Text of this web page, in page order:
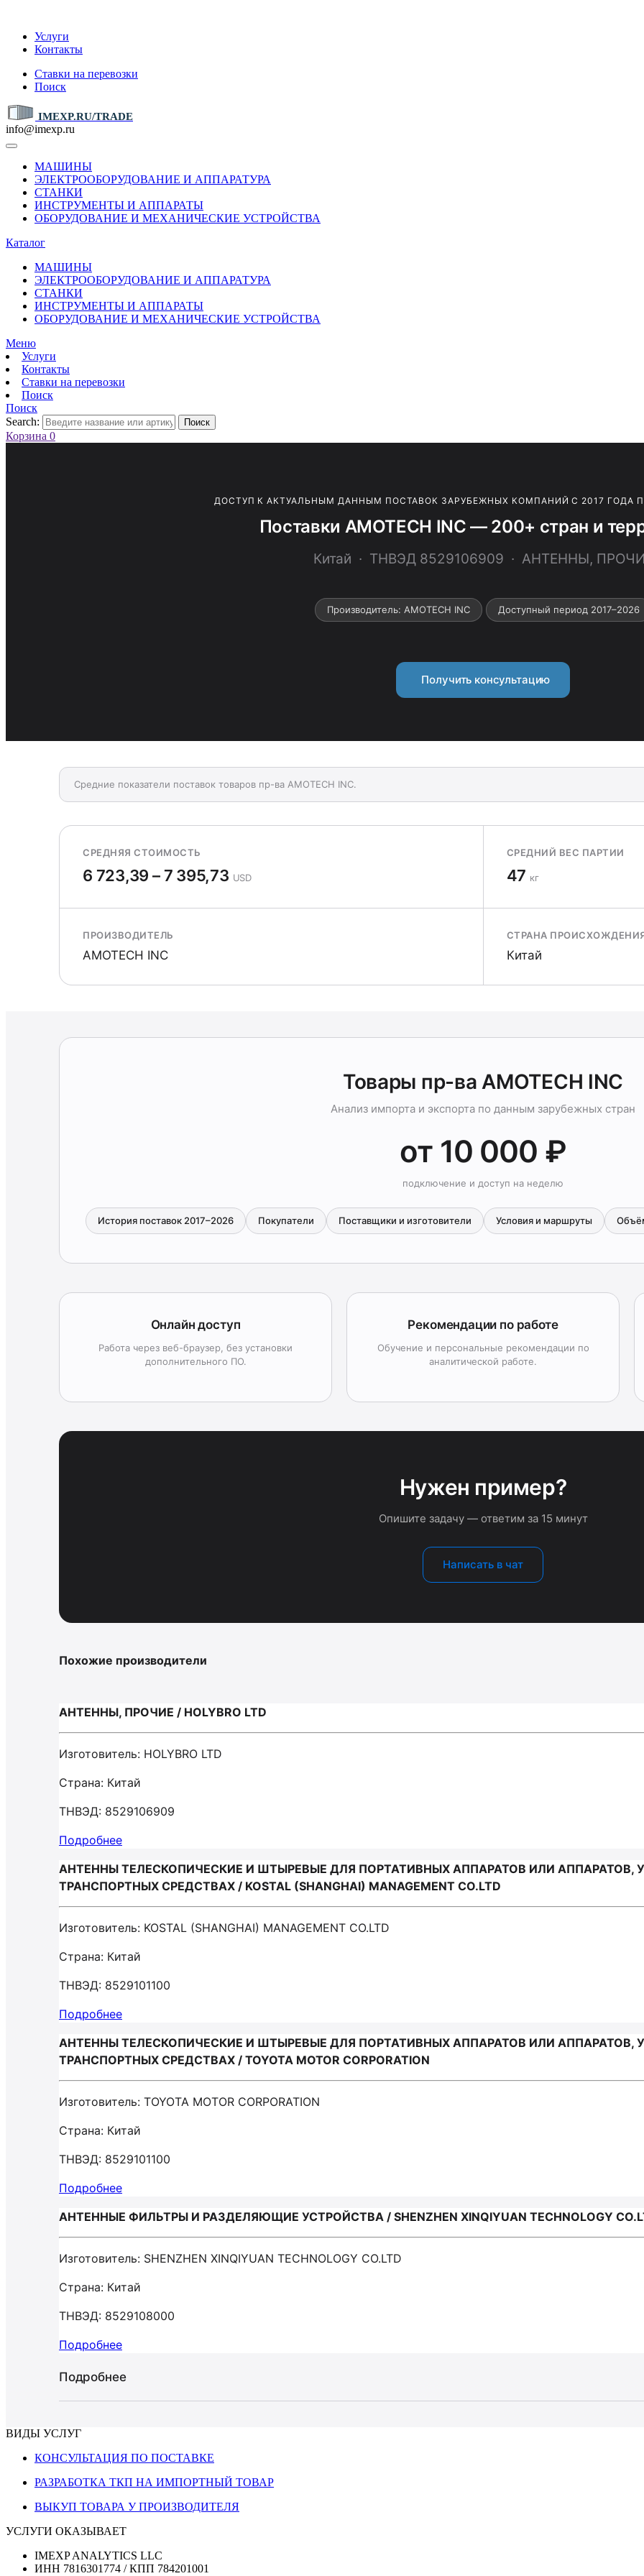
Услуги
Контакты
Ставки на перевозки
Поиск
IMEXP.RU/TRADE
info@imexp.ru
МАШИНЫ
ЭЛЕКТРООБОРУДОВАНИЕ И АППАРАТУРА
СТАНКИ
ИНСТРУМЕНТЫ И АППАРАТЫ
ОБОРУДОВАНИЕ И МЕХАНИЧЕСКИЕ УСТРОЙСТВА
Каталог
МАШИНЫ
ЭЛЕКТРООБОРУДОВАНИЕ И АППАРАТУРА
СТАНКИ
ИНСТРУМЕНТЫ И АППАРАТЫ
ОБОРУДОВАНИЕ И МЕХАНИЧЕСКИЕ УСТРОЙСТВА
Меню
Услуги
Контакты
Ставки на перевозки
Поиск
Поиск
Search:
Поиск
Корзина 0
ДОСТУП К АКТУАЛЬНЫМ ДАННЫМ ПОСТАВОК ЗАРУБЕЖНЫХ КОМПАНИЙ С 2017 ГОДА
Поставки AMOTECH INC — 200+ стран и
Китай · ТНВЭД 8529106909 · АНТЕННЫ,
Производитель: AMOTECH INC Доступный период 2017–2026
Получить консультацию
Средние показатели поставок товаров пр-ва AMOTECH INC.
СРЕДНЯЯ СТОИМОСТЬ
6 723,39 – 7 395,73 USD
СРЕДНИЙ ВЕС ПАРТИИ
47 кг
ПРОИЗВОДИТЕЛЬ
AMOTECH INC
СТРАНА
Китай
Товары пр-ва AMOTECH INC
Анализ импорта и экспорта по данным зарубежных стран
от 10 000 ₽
подключение и доступ на неделю
История поставок 2017–2026 Покупатели Поставщики и изготовители Условия и маршруты
Онлайн доступ
Работа через веб-браузер, без установки
дополнительного ПО.
Рекомендации по работе
Обучение и персональные рекомендации по
аналитической работе.
Нужен пример?
Опишите задачу — ответим за 15 минут
Написать в чат
Похожие производители
АНТЕННЫ, ПРОЧИЕ / HOLYBRO LTD
Изготовитель: HOLYBRO LTD
Страна: Китай
ТНВЭД: 8529106909
Подробнее
АНТЕННЫ ТЕЛЕСКОПИЧЕСКИЕ И ШТЫРЕВЫЕ ДЛЯ ПОРТАТИВНЫХ АППАРАТОВ ИЛИ
ТРАНСПОРТНЫХ СРЕДСТВАХ / KOSTAL (SHANGHAI) MANAGEMENT CO.LTD
Изготовитель: KOSTAL (SHANGHAI) MANAGEMENT CO.LTD
Страна: Китай
ТНВЭД: 8529101100
Подробнее
АНТЕННЫ ТЕЛЕСКОПИЧЕСКИЕ И ШТЫРЕВЫЕ ДЛЯ ПОРТАТИВНЫХ АППАРАТОВ ИЛИ
ТРАНСПОРТНЫХ СРЕДСТВАХ / TOYOTA MOTOR CORPORATION
Изготовитель: TOYOTA MOTOR CORPORATION
Страна: Китай
ТНВЭД: 8529101100
Подробнее
АНТЕННЫЕ ФИЛЬТРЫ И РАЗДЕЛЯЮЩИЕ УСТРОЙСТВА / SHENZHEN XINQIYUAN TECHNOLOGY
Изготовитель: SHENZHEN XINQIYUAN TECHNOLOGY CO.LTD
Страна: Китай
ТНВЭД: 8529108000
Подробнее
Подробнее
ВИДЫ УСЛУГ
КОНСУЛЬТАЦИЯ ПО ПОСТАВКЕ
РАЗРАБОТКА ТКП НА ИМПОРТНЫЙ ТОВАР
ВЫКУП ТОВАРА У ПРОИЗВОДИТЕЛЯ
УСЛУГИ ОКАЗЫВАЕТ
IMEXP ANALYTICS LLC
ИНН 7816301774 / КПП 784201001